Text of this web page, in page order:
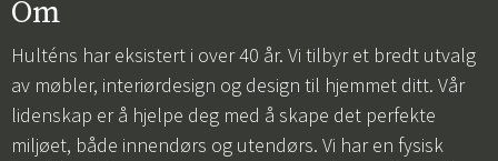
Om
Hulténs har eksistert i over 40 år. Vi tilbyr et bredt utvalg
av møbler, interiørdesign og design til hjemmet ditt. Vår
lidenskap er å hjelpe deg med å skape det perfekte
miljøet, både innendørs og utendørs. Vi har en fysisk